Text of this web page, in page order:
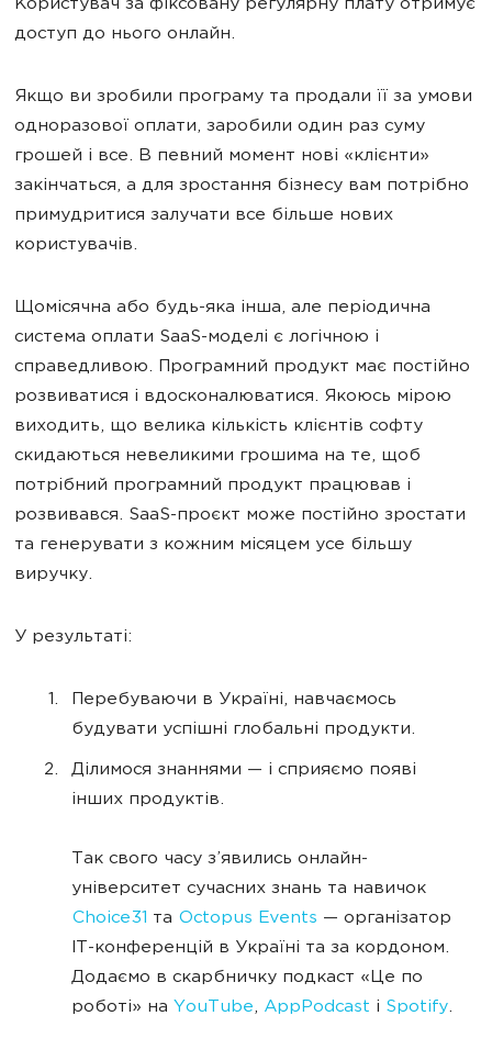
Користувач за фіксовану регулярну плату отримує
доступ до нього онлайн.
Якщо ви зробили програму та продали її за умови
одноразової оплати, заробили один раз суму
грошей і все. В певний момент нові «клієнти»
закінчаться, а для зростання бізнесу вам потрібно
примудритися залучати все більше нових
користувачів.
Щомісячна або будь-яка інша, але періодична
система оплати SaaS-моделі є логічною і
справедливою. Програмний продукт має постійно
розвиватися і вдосконалюватися. Якоюсь мірою
виходить, що велика кількість клієнтів софту
скидаються невеликими грошима на те, щоб
потрібний програмний продукт працював і
розвивався. SaaS-проєкт може постійно зростати
та генерувати з кожним місяцем усе більшу
виручку.
У результаті:
Перебуваючи в Україні, навчаємось
будувати успішні глобальні продукти.
Ділимося знаннями — і сприяємо появі
інших продуктів.
Так свого часу з’явились онлайн-
університет сучасних знань та навичок
Choice31 та Octopus Events — організатор
IT-конференцій в Україні та за кордоном.
Додаємо в скарбничку подкаст «Це по
роботі» на YouTube, AppPodcast і Spotify.